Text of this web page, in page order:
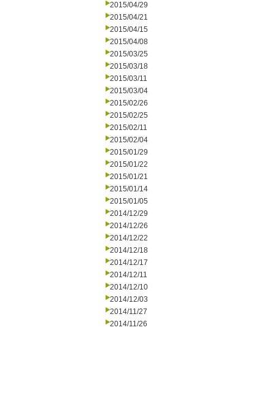
2015/04/29
2015/04/21
2015/04/15
2015/04/08
2015/03/25
2015/03/18
2015/03/11
2015/03/04
2015/02/26
2015/02/25
2015/02/11
2015/02/04
2015/01/29
2015/01/22
2015/01/21
2015/01/14
2015/01/05
2014/12/29
2014/12/26
2014/12/22
2014/12/18
2014/12/17
2014/12/11
2014/12/10
2014/12/03
2014/11/27
2014/11/26